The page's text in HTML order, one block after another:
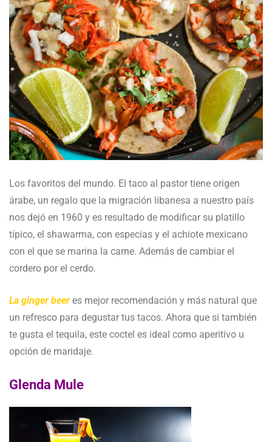
Los favoritos del mundo. El taco al pastor tiene origen
árabe, un regalo que la migración libanesa a nuestro país
nos dejó en 1960 y es resultado de modificar su platillo
típico, el shawarma, con especias y el achiote mexicano
con el que se marina la carne. Además de cambiar el
cordero por el cerdo.
La ginger beer es mejor recomendación y más natural que
un refresco para degustar tus tacos. Ahora que si también
te gusta el tequila, este coctel es ideal como aperitivo u
opción de maridaje.
Glenda Mule